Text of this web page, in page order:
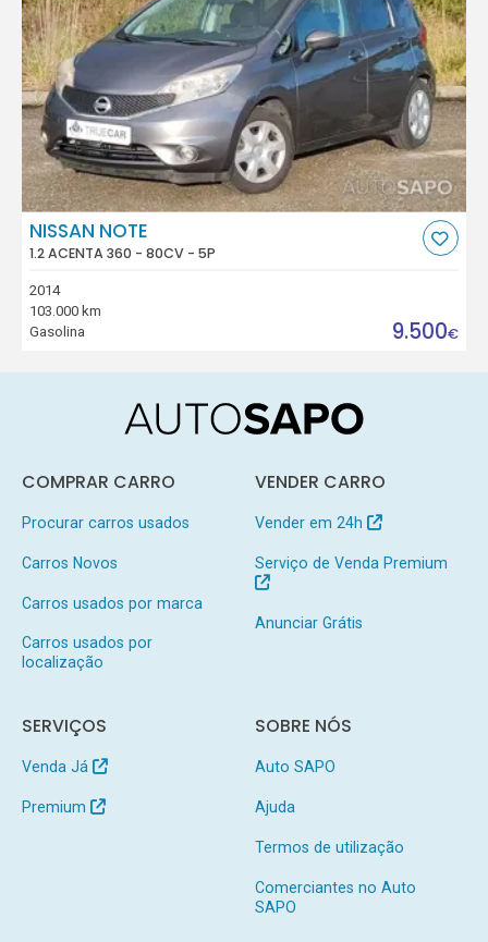
NISSAN NOTE
1.2 ACENTA 360 - 80CV - 5P
2014
103.000 km
Gasolina
9.500€
COMPRAR CARRO
Procurar carros usados
Carros Novos
Carros usados por marca
Carros usados por
localização
VENDER CARRO
Vender em 24h
Serviço de Venda Premium
Anunciar Grátis
SERVIÇOS
Venda Já
Premium
SOBRE NÓS
Auto SAPO
Ajuda
Termos de utilização
Comerciantes no Auto
SAPO